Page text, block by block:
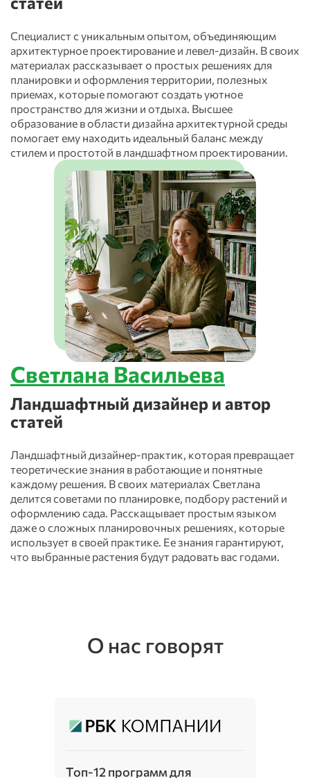
Специалист с уникальным опытом, объединяющим
архитектурное проектирование и левел-дизайн. В своих
материалах рассказывает о простых решениях для
планировки и оформления территории, полезных
приемах, которые помогают создать уютное
пространство для жизни и отдыха. Высшее
образование в области дизайна архитектурной среды
помогает ему находить идеальный баланс между
стилем и простотой в ландшафтном проектировании.
Светлана Васильева
Ландшафтный дизайнер и автор
статей
Ландшафтный дизайнер-практик, которая превращает
теоретические знания в работающие и понятные
каждому решения. В своих материалах Светлана
делится советами по планировке, подбору растений и
оформлению сада. Расскащывает простым языком
даже о сложных планировочных решениях, которые
использует в своей практике. Ее знания гарантируют,
что выбранные растения будут радовать вас годами.
О нас говорят
Топ-12 программ для